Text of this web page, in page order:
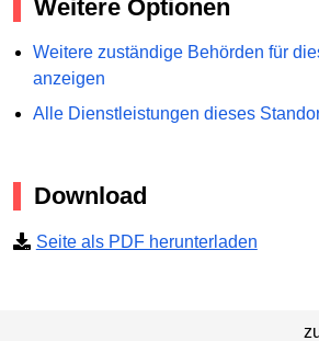
Weitere Optionen
Weitere zuständige Behörden für
anzeigen
Alle Dienstleistungen dieses
Download
Seite als PDF herunterladen